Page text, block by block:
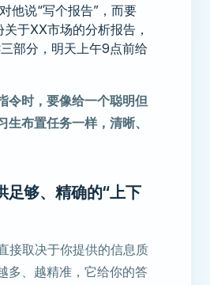
他说“写个报告”，而要
于XX市场的分析报告，
部分，明天上午9点前给
令时，要像给一个聪明但
生布置任务一样，清晰、
足够、精确的“上下
接取决于你提供的信息质
多、越精准，它给你的答